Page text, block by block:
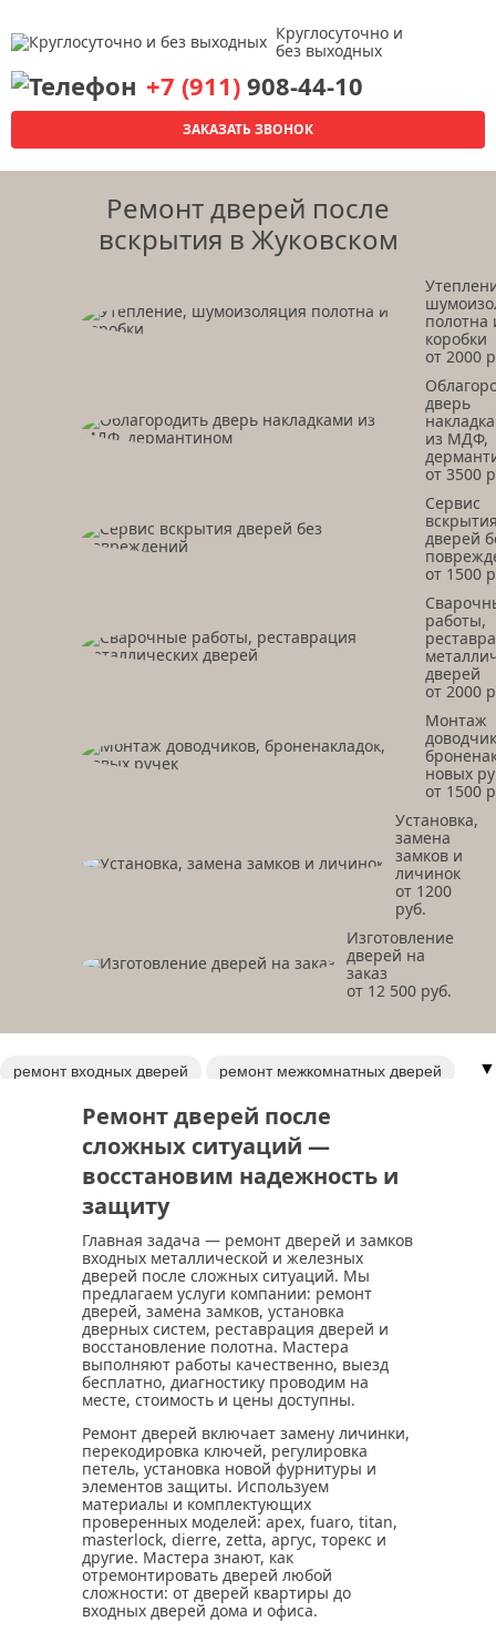
Круглосуточно и
без выходных
+7 (911) 908-44-10
ЗАКАЗАТЬ ЗВОНОК
Ремонт дверей после
вскрытия в Жуковском
полотна
коробки
от 2000
дверь
из МДФ,
от 3500
Сервис
дверей
от 1500
работы,
дверей
от 2000
Монтаж
новых
от 1500
Установка,
замена
замков и
личинок
от 1200
руб.
Изготовление
дверей на
заказ
от 12 500 руб.
ремонт входных дверей
ремонт межкомнатных дверей
замена обивки двери
ремонт ручек
▼
Ремонт дверей после
сложных ситуаций —
восстановим надежность и
защиту
Главная задача — ремонт дверей и замков
входных металлической и железных
дверей после сложных ситуаций. Мы
предлагаем услуги компании: ремонт
дверей, замена замков, установка
дверных систем, реставрация дверей и
восстановление полотна. Мастера
выполняют работы качественно, выезд
бесплатно, диагностику проводим на
месте, стоимость и цены доступны.
Ремонт дверей включает замену личинки,
перекодировка ключей, регулировка
петель, установка новой фурнитуры и
элементов защиты. Используем
материалы и комплектующих
проверенных моделей: apеx, fuaro, titan,
masterlock, dierre, zetta, аргус, торекс и
другие. Мастера знают, как
отремонтировать дверей любой
сложности: от дверей квартиры до
входных дверей дома и офиса.